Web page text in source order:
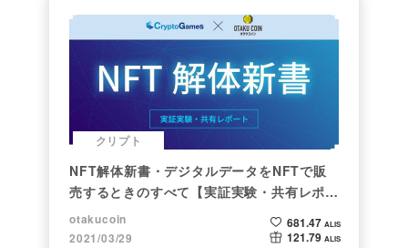
クリプト
NFT解体新書・デジタルデータをNFTで販
売するときのすべて【実証実験・共有レポー
ト】
otakucoin
2021/03/29
681.47 ALIS
121.79 ALIS